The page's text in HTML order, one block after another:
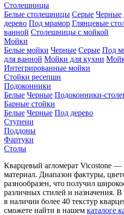
Столешницы
Белые столешницы Серые Черные
дерево Под мрамор Глянцевые
ванной Столешницы с мойкой
Мойки
Белые мойки Черные Серые Под
для ванной Мойки для кухни
Интегрированные мойки
Стойки ресепшн
Подоконники
Белые Черные Подоконники-
Барные стойки
Белые Черные Под дерево
Ступени
Поддоны
Фартуки
Столы
Кварцевый агломерат Vicostone
материал. Диапазон фактуры,
разнообразен, что получил
различных стилей и назначения.
в наличии более 40 текстур
сможете найти в нашем каталоге